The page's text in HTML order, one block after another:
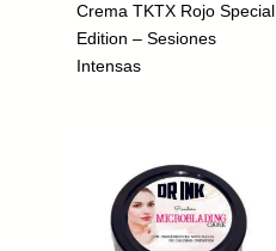
was:
$149.00.
is:
$129.00.
Crema TKTX Rojo Special
Edition – Sesiones
Intensas